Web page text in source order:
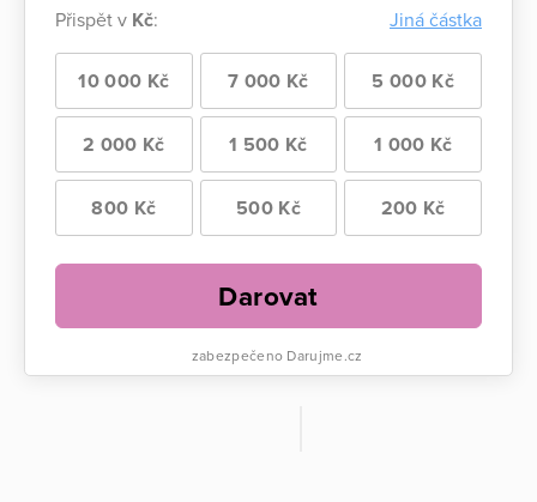
Přispět v Kč: Jiná částka
10 000 Kč 7 000 Kč 5 000 Kč
2 000 Kč 1 500 Kč 1 000 Kč
800 Kč 500 Kč 200 Kč
Darovat
zabezpečeno Darujme.cz